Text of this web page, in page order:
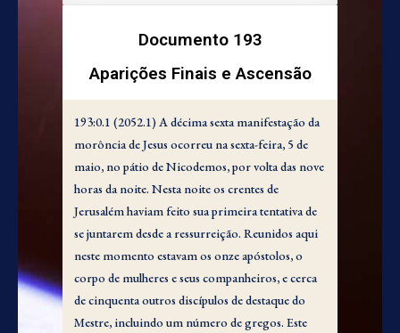
Documento 193
Aparições Finais e Ascensão
193:0.1 (2052.1) A décima sexta manifestação da
morôncia de Jesus ocorreu na sexta-feira, 5 de
maio, no pátio de Nicodemos, por volta das nove
horas da noite. Nesta noite os crentes de
Jerusalém haviam feito sua primeira tentativa de
se juntarem desde a ressurreição. Reunidos aqui
neste momento estavam os onze apóstolos, o
corpo de mulheres e seus companheiros, e cerca
de cinquenta outros discípulos de destaque do
Mestre, incluindo um número de gregos. Este